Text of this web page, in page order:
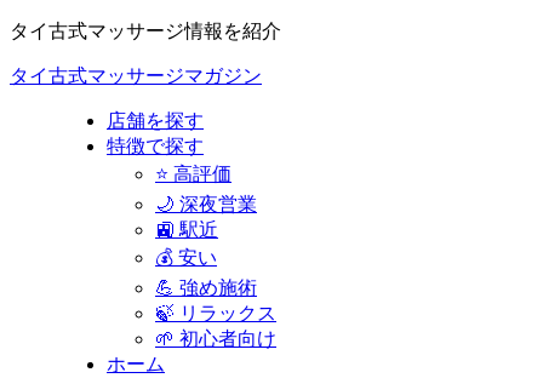
タイ古式マッサージ情報を紹介
タイ古式マッサージマガジン
店舗を探す
特徴で探す
⭐ 高評価
🌙 深夜営業
🚉 駅近
💰 安い
💪 強め施術
🍃 リラックス
🌱 初心者向け
ホーム